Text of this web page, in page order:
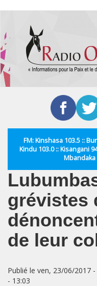
contenu
principal
FM: Kinshasa 103.5 ::
Kindu 103.0 :: Kisangani
Mbandaka
grévistes
de leur
Publié le ven, 23/06/2017
- 13:03